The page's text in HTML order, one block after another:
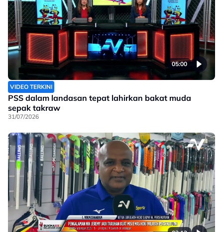
05:00
VIDEO TERKINI
PSS dalam landasan tepat lahirkan bakat muda
sepak takraw
31/07/2026